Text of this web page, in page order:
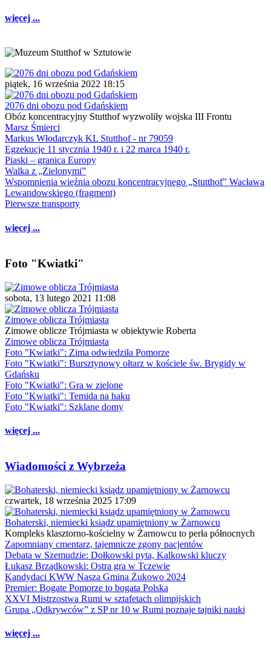
więcej ...
piątek, 16 września 2022 18:15
2076 dni obozu pod Gdańskiem
Obóz koncentracyjny Stutthof wyzwoliły wojska III Frontu
Marsz Śmierci
Markus Włodarczyk KL Stutthof - nr 79059
Egzekucje 11 stycznia 1940 r. i 22 marca 1940 r.
Piaski – granica Europy
Walka z „Zielonymi”
Wspomnienia więźnia obozu koncentracyjnego „Stutthof” Wacława
Lewandowskiego (fragment)
Pierwsze transporty
więcej ...
Foto "Kwiatki"
sobota, 13 lutego 2021 11:08
Zimowe oblicza Trójmiasta
Zimowe oblicze Trójmiasta w obiektywie Roberta
Zimowe oblicza Trójmiasta
Foto "Kwiatki": Zima odwiedziła Pomorze
Foto "Kwiatki": Bursztynowy ołtarz w kościele św. Brygidy w
Gdańsku
Foto "Kwiatki": Gra w zielone
Foto "Kwiatki": Temida na haku
Foto "Kwiatki": Szklane domy
więcej ...
Wiadomości z Wybrzeża
czwartek, 18 września 2025 17:09
Bohaterski, niemiecki ksiądz upamiętniony w Żarnowcu
Kompleks klasztorno-kościelny w Żarnowcu to perła północnych
Zapomniany cmentarz, tajemnicze zgony pacjentów
Debata w Szemudzie: Dołkowski pyta, Kalkowski kluczy
Łukasz Brządkowski: Ostra gra w Tczewie
Kandydaci KWW Nasza Gmina Żukowo 2024
Premier: Bogate Pomorze to bogata Polska
XXVI Mistrzostwa Rumi w sztafetach olimpijskich
Grupa „Odkrywców” z SP nr 10 w Rumi poznaje tajniki nauki
więcej ...